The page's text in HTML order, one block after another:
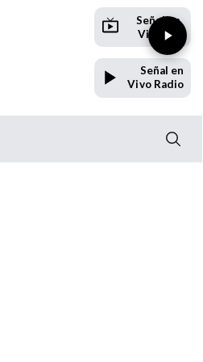
Señal en
Vivo TV
Señal en
Vivo Radio